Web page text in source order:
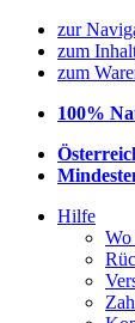
zur
zum
zum
100%
Hilfe
Wo